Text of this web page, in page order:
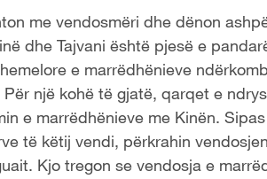
me vendosmëri dhe dënon
dhe Tajvani është pjesë e
e marrëdhënieve
një kohë të gjatë, qarqet e
e marrëdhënieve me Kinën.
të këtij vendi, përkrahin
Kjo tregon se vendosja e